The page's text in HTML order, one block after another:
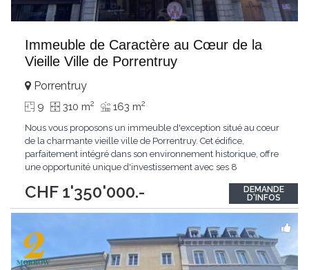
Immeuble de Caractère au Cœur de la
Vieille Ville de Porrentruy
CHF 1'350'000.-
Porrentruy
9 310 m2 163 m2
Nous vous proposons un immeuble d'exception situé au cœur
de la charmante vieille ville de Porrentruy. Cet édifice,
parfaitement intégré dans son environnement historique, offre
une opportunité unique d'investissement avec ses 8
Un Emplacement Privilégié Situé dans une zone à fort attrait,
cet immeuble bénéficie d'une localisation...
DEMANDE
D'INFOS